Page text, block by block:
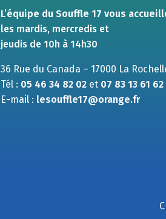
L’équipe du Souffle 17 vous
les mardis, mercredis et
jeudis de 10h à 14h30
36 Rue du Canada – 17000 La
Tél : 05 46 34 82 02 et 07 83 13 61 62
E-mail : lesouffle17@orange.fr